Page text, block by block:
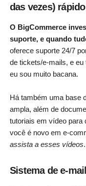
das vezes)
O BigCommerce
suporte, e quando
oferece suporte 24/7
de tickets/e-mails, e
eu sou muito bacana.
Há também uma base
ampla, além de
tutoriais em vídeo para
você é novo em e-
assista a esses vídeos
Sistema de e-